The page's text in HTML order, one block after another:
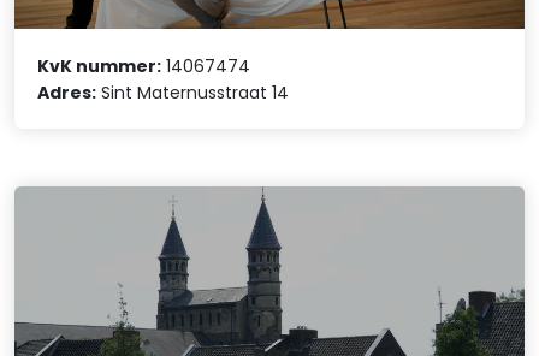
KvK nummer: 14067474
Adres: Sint Maternusstraat 14